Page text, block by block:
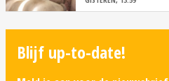
Blijf up-to-date!